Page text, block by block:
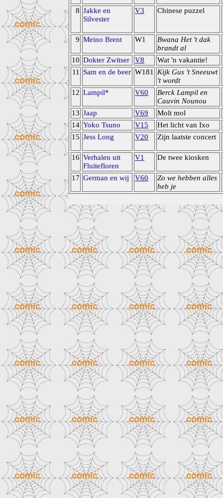
8 Jakke en
Silvester
V3 Chinese puzzel
9 Meino Brent W1
Bwana Het 't dak
brandt al
10 Dokter Zwitser V8 Wat 'n vakantie!
11
Sam en de beer W181
Kijk Gus 't Sneeuwt
't wordt
12 Lampil* V60
Berck Lampil en
Cauvin Nounou
13 Jaap V69 Molt mol
14 Yoko Tsuno V15 Het licht van Ixo
15 Jess Long V20 Zijn laatste concert
16 Verhalen uit
Fluitefloren
V1 De twee kiosken
17 German en wij V60
Zo we hebben alles
heb je